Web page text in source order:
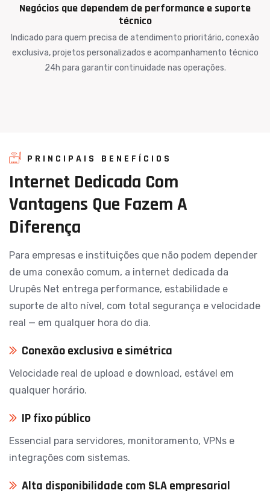
Negócios que dependem de performance e suporte
técnico
Indicado para quem precisa de atendimento prioritário, conexão
exclusiva, projetos personalizados e acompanhamento técnico
24h para garantir continuidade nas operações.
PRINCIPAIS BENEFÍCIOS
Internet Dedicada Com
Vantagens Que Fazem A
Diferença
Para empresas e instituições que não podem depender
de uma conexão comum, a internet dedicada da
Urupês Net entrega performance, estabilidade e
suporte de alto nível, com total segurança e velocidade
real — em qualquer hora do dia.
Conexão exclusiva e simétrica
Velocidade real de upload e download, estável em
qualquer horário.
IP fixo público
Essencial para servidores, monitoramento, VPNs e
integrações com sistemas.
Alta disponibilidade com SLA empresarial